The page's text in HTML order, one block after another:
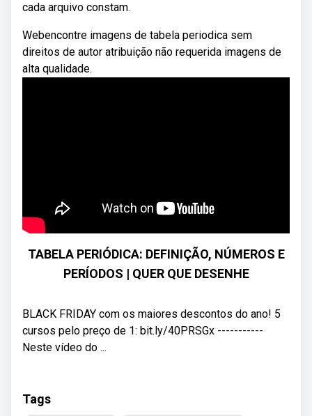
cada arquivo constam.
Webencontre imagens de tabela periodica sem
direitos de autor atribuição não requerida imagens de
alta qualidade.
TABELA PERIÓDICA: DEFINIÇÃO, NÚMEROS E
PERÍODOS | QUER QUE DESENHE
BLACK FRIDAY com os maiores descontos do ano! 5
cursos pelo preço de 1: bit.ly/40PRSGx -----------
Neste vídeo do ...
Tags